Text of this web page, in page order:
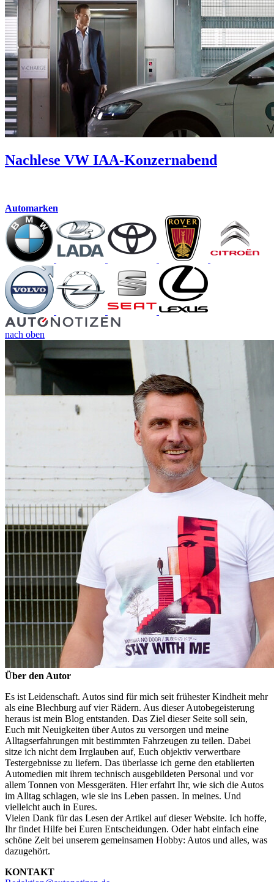
Nachlese VW IAA-Konzernabend
Automarken
nach oben
Über den Autor
Es ist Leidenschaft. Autos sind für mich seit frühester Kindheit mehr
als eine Blechburg auf vier Rädern. Aus dieser Autobegeisterung
heraus ist mein Blog entstanden. Das Ziel dieser Seite soll sein,
Euch mit Neuigkeiten über Autos zu versorgen und meine
Alltagserfahrungen mit bestimmten Fahrzeugen zu teilen. Dabei
sitze ich nicht dem Irrglauben auf, Euch objektiv verwertbare
Testergebnisse zu liefern. Das überlasse ich gerne den etablierten
Automedien mit ihrem technisch ausgebildeten Personal und vor
allem Tonnen von Messgeräten. Hier erfahrt Ihr, wie sich die Autos
im Alltag schlagen, wie sie ins Leben passen. In meines. Und
vielleicht auch in Eures.
Vielen Dank für das Lesen der Artikel auf dieser Website. Ich hoffe,
Ihr findet Hilfe bei Euren Entscheidungen. Oder habt einfach eine
schöne Zeit bei unserem gemeinsamen Hobby: Autos und alles, was
dazugehört.
KONTAKT